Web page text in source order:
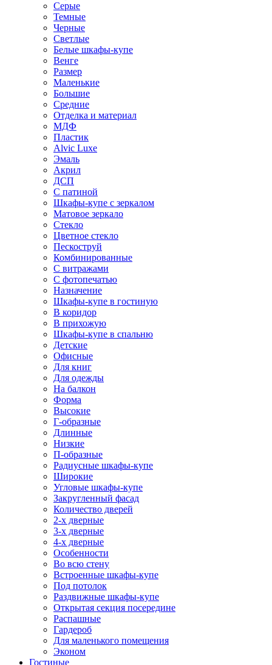
Серые
Темные
Черные
Светлые
Белые шкафы-купе
Венге
Размер
Маленькие
Большие
Средние
Отделка и материал
МДФ
Пластик
Alvic Luxe
Эмаль
Акрил
ДСП
С патиной
Шкафы-купе с зеркалом
Матовое зеркало
Стекло
Цветное стекло
Пескоструй
Комбинированные
С витражами
С фотопечатью
Назначение
Шкафы-купе в гостиную
В коридор
В прихожую
Шкафы-купе в спальню
Детские
Офисные
Для книг
Для одежды
На балкон
Форма
Высокие
Г-образные
Длинные
Низкие
П-образные
Радиусные шкафы-купе
Широкие
Угловые шкафы-купе
Закругленный фасад
Количество дверей
2-х дверные
3-х дверные
4-х дверные
Особенности
Во всю стену
Встроенные шкафы-купе
Под потолок
Раздвижные шкафы-купе
Открытая секция посередине
Распашные
Гардероб
Для маленького помещения
Эконом
Гостиные